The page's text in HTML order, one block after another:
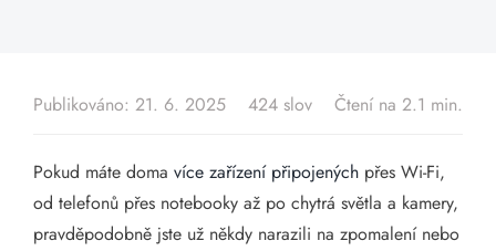
Publikováno: 21. 6. 2025 424 slov Čtení na 2.1 min.
Pokud máte doma více zařízení připojených přes Wi-Fi,
od telefonů přes notebooky až po chytrá světla a kamery,
pravděpodobně jste už někdy narazili na zpomalení nebo